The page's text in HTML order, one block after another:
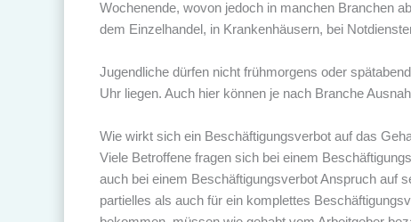
Wochenende, wovon jedoch in manchen Branchen
dem Einzelhandel, in Krankenhäusern, bei
Jugendliche dürfen nicht frühmorgens oder
Uhr liegen. Auch hier können je nach Branche
Wie wirkt sich ein Beschäftigungsverbot auf das
Viele Betroffene fragen sich bei einem
auch bei einem Beschäftigungsverbot Anspruch auf
partielles als auch für ein komplettes